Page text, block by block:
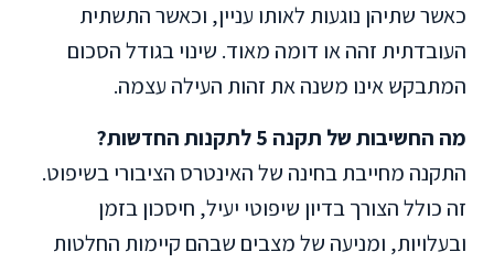
כאשר שתיהן נוגעות לאותו עניין, וכאשר התשתית
העובדתית זהה או דומה מאוד. שינוי בגודל הסכום
המתבקש אינו משנה את זהות העילה עצמה.
מה החשיבות של תקנה 5 לתקנות החדשות?
התקנה מחייבת בחינה של האינטרס הציבורי בשיפוט.
זה כולל הצורך בדיון שיפוטי יעיל, חיסכון בזמן
ובעלויות, ומניעה של מצבים שבהם קיימות החלטות